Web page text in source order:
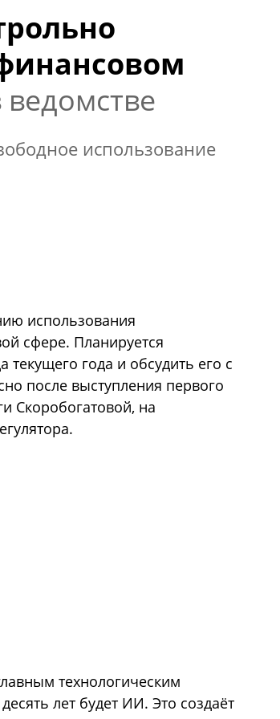
ведомстве
использование
использования
сфере. Планируется
текущего года и обсудить его с
после выступления первого
Скоробогатовой, на
технологическим
лет будет ИИ. Это создаёт